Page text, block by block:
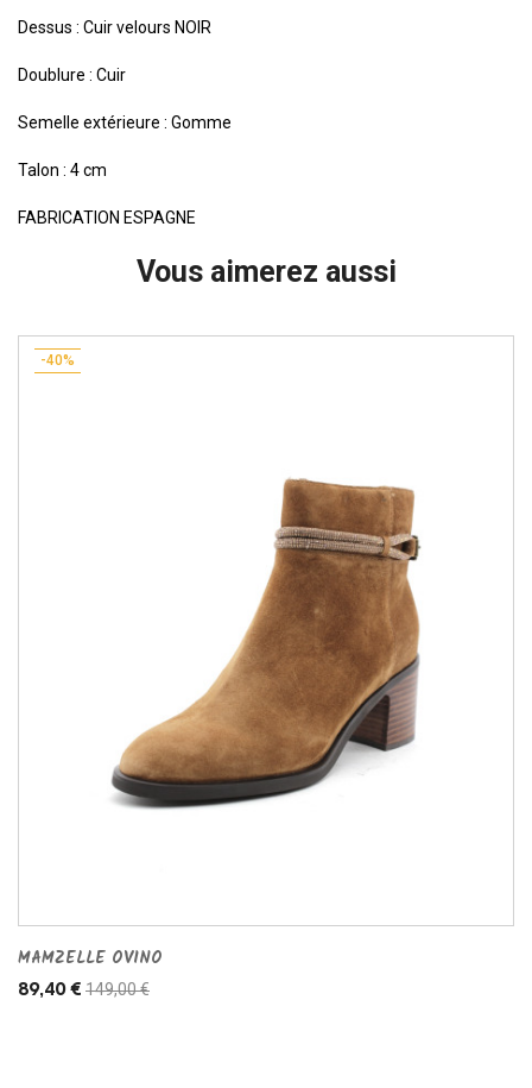
Dessus : Cuir velours NOIR
Doublure : Cuir
Semelle extérieure : Gomme
Talon : 4 cm
FABRICATION ESPAGNE
Vous aimerez aussi
-40%
MAMZELLE OVINO
89,40 € 149,00 €